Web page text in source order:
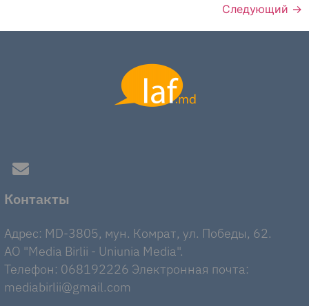
Следующий →
Контакты
Адрес: MD-3805, мун. Комрат, ул. Победы, 62.
AO "Media Birlii - Uniunia Media".
Телефон: 068192226 Электронная почта:
mediabirlii@gmail.com